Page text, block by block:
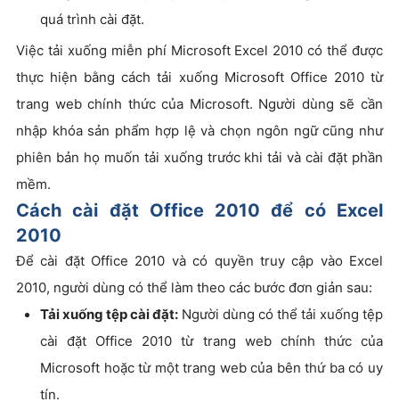
quá trình cài đặt.
Việc tải xuống miễn phí Microsoft Excel 2010 có thể được
thực hiện bằng cách tải xuống Microsoft Office 2010 từ
trang web chính thức của Microsoft. Người dùng sẽ cần
nhập khóa sản phẩm hợp lệ và chọn ngôn ngữ cũng như
phiên bản họ muốn tải xuống trước khi tải và cài đặt phần
mềm.
Cách cài đặt Office 2010 để có Excel
2010
Để cài đặt Office 2010 và có quyền truy cập vào Excel
2010, người dùng có thể làm theo các bước đơn giản sau:
Tải xuống tệp cài đặt: Người dùng có thể tải xuống tệp
cài đặt Office 2010 từ trang web chính thức của
Microsoft hoặc từ một trang web của bên thứ ba có uy
tín.